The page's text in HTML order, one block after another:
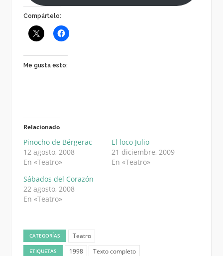
Compártelo:
Me gusta esto:
Relacionado
Pinocho de Bérgerac
12 agosto, 2008
En «Teatro»
El loco Julio
21 diciembre, 2009
En «Teatro»
Sábados del Corazón
22 agosto, 2008
En «Teatro»
CATEGORÍAS Teatro
ETIQUETAS 1998 Texto completo